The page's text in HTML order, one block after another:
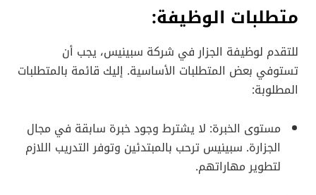
متطلبات الوظيفة:
للتقدم لوظيفة الجزار في شركة سبينيس، يجب أن
تستوفي بعض المتطلبات الأساسية. إليك قائمة بالمتطلبات
المطلوبة:
مستوى الخبرة: لا يشترط وجود خبرة سابقة في مجال
الجزارة. سبينيس ترحب بالمبتدئين وتوفر التدريب اللازم
لتطوير مهاراتهم.